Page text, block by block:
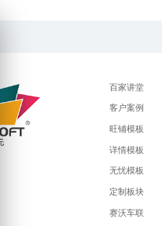
百家讲堂
客户案例
旺铺模板
详情模板
无忧模板
定制板块
赛沃车联